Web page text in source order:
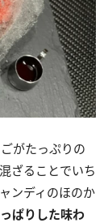
がたっぷりの
ざることでいち
ンディのほのか
ぱりした味わ